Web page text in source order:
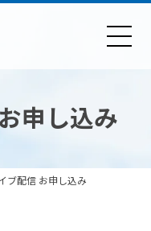
申し込み
ブ配信 お申し込み